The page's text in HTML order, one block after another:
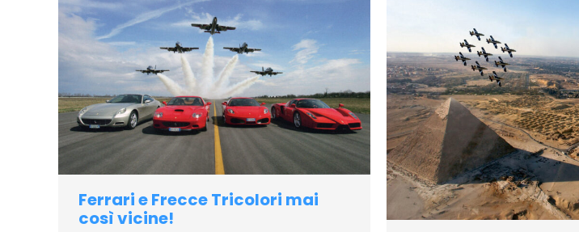
Ferrari e Frecce Tricolori mai
così vicine!